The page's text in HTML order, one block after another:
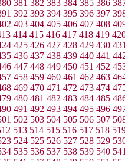
381 382 383 384 385 386
392 393 394 395 396 397
403 404 405 406 407 408
414 415 416 417 418 419
425 426 427 428 429 430
436 437 438 439 440 441
447 448 449 450 451 452
458 459 460 461 462 463
469 470 471 472 473 474
480 481 482 483 484 485
491 492 493 494 495 496
502 503 504 505 506 507
513 514 515 516 517 518
524 525 526 527 528 529
535 536 537 538 539 540